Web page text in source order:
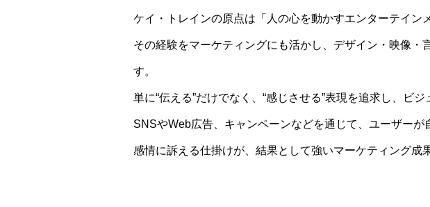
ケイ・トレインの原点は「人の心を動かすエンターテイン
その経験をマーケティングにも活かし、デザイン・映像
す。
単に“伝える”だけでなく、“感じさせる”表現を追求し、ビ
SNSやWeb広告、キャンペーンなどを通じて、ユーザー
感情に訴える仕掛けが、結果として強いマーケティング成